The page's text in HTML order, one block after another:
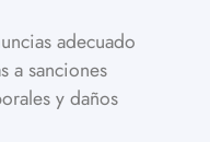
adecuado
a sanciones
y daños